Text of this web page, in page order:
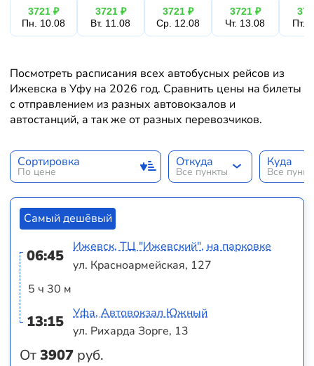
3721 ₽
Пн. 10.08
3721 ₽
Вт. 11.08
3721 ₽
Ср. 12.08
3721 ₽
Чт. 13.08
Пт.
Посмотреть расписания всех автобусных рейсов из
Ижевска в Уфу на 2026 год. Сравнить цены на билеты
с отправлением из разных автовокзалов и
автостанций, а так же от разных перевозчиков.
Сортировка
По цене
Откуда
Все пункты
Куда
Все
Самый дешёвый
06:45
5 ч 30 м
13:15
От3907 руб.
Ижевск, ТЦ "Ижевский", на парковке
ул. Красноармейская, 127
Уфа, Автовокзал Южный
ул. Рихарда Зорге, 13